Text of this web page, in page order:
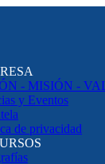
- MISIÓN -
y Eventos
de privacidad